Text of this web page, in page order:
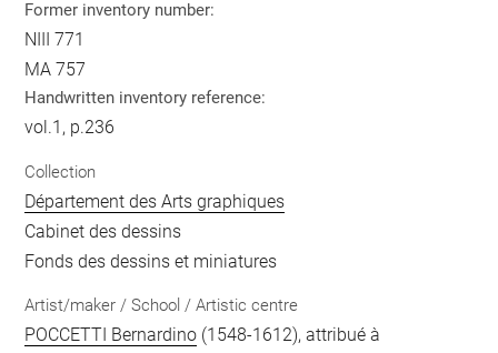
Former inventory number:
NIII 771
MA 757
Handwritten inventory reference:
vol.1, p.236
Collection
Département des Arts graphiques
Cabinet des dessins
Fonds des dessins et miniatures
Artist/maker / School / Artistic centre
POCCETTI Bernardino (1548-1612), attribué à